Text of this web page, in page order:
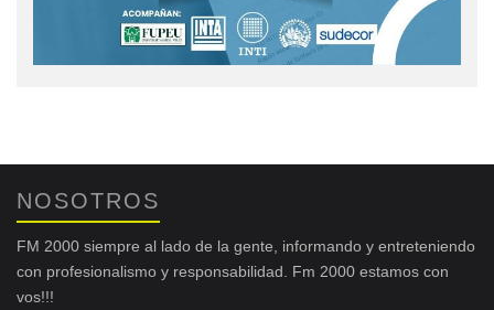
NOSOTROS
FM 2000 siempre al lado de la gente, informando y entreteniendo
con profesionalismo y responsabilidad. Fm 2000 estamos con
vos!!!